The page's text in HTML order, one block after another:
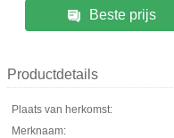
Beste prijs
Productdetails
Plaats van herkomst:
Merknaam: